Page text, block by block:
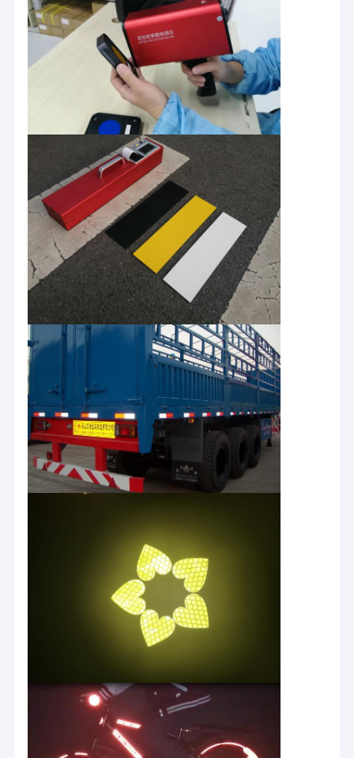
เกี่ยวกับเรา
ทัวร์โรงงาน
การควบคุมคุณภาพ
ติดต่อเรา
กรณี
เครื่องวัดการสะท้อนแสง
เครื่องวัดการสะท้อนแสงบนทางเท้า
เซ็นเรโทรรีเฟล็กโตมิเตอร์
เครื่องวัดแสงสะท้อนย้อนยุค
เครื่องวัดความหนาเครื่องหมายถนน
เครื่องวัดแสงสะท้อนแบบพกพา
เครื่องวัดแสงสะท้อนแบบใช้มือถือ
สติ๊กเกอร์เทปสะท้อนแสง
สติ๊กเกอร์สะท้อนแสงรถยนต์
ทางอิเล็กทรอนิกส์ เครื่องมือเอนกประสงค์ และสติก
เกอร์สะท้อนแสง ซึ่งตั้งอยู่ในจีน - เมืองเหอเฟยตั้งแต่ปี
2019 Syntop มุ่งเน้นไปที่การพัฒนาและสร้างเครื่อง
มือทดสอบประเภทต่างๆ และอุปกรณ์พิเศษทาง
บริษัทมีข้อได้เปรียบในด้านความสามารถ เทคโนโลยี
เงินทุน และการจัดการเรามีทีมงานที่มีความรู้และ
ประสบการณ์ สภาพแวดล้อมสำนักงานที่ทันสมัย ​​และ
เครือข่ายบริการการตลาดทั่วประเทศ
นับตั้งแต่ก่อตั้ง บริษัทได้ก่อตั้งแพลตฟอร์มความร่วม
มือทางเทคนิคที่มีเสถียรภาพกับองค์กรไฮเทคใน
ประเทศหลายแห่ง โดยอิงจากข้อดีของตนเองใน
ผลิตภัณฑ์และบริการได้ให้ความร่วมมืออย่างต่อเนื่อง
ในโครงการ R&D และการขายเครื่องมือวิศวกรรมการ
จราจรจำนวนมาก ได้รับใบรับรองสิทธิบัตรมากกว่า 30
ฉบับ
ผลิตภัณฑ์ถูกส่งออกไปยังหลายประเทศและภูมิภาคทั่ว
โลก และได้รับการยอมรับอย่างสูงจากผู้จัดจำหน่าย
และผู้บริโภคในประเทศและต่างประเทศ บริษัทของเรา
นวัตกรรม และความร่วมมือแบบ win-win โดยมุ่งเน้นที่
การจัดการคุณภาพอย่างต่อเนื่อง ปรับปรุงระดับการ
บริการ ยึดมั่นในตลาดที่ขับเคลื่อน และยังคงนำเสนอ
ผลิตภัณฑ์และบริการคุณภาพสูงแก่ลูกค้าในประเทศ